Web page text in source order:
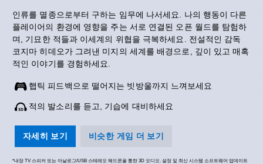
인류를 멸종으로부터 구하는 임무에 나서세요. 나의 행동이 다른
플레이어의 환경에 영향을 주는 서로 연결된 오픈 월드를 탐험하
며, 기묘한 적들과 이세계의 위협을 극복하세요. 전설적인 감독
코지마 히데오가 그려낸 미지의 세계를 배경으로, 깊이 있고 매혹
적인 이야기를 경험하세요.
햅틱 피드백으로 떨어지는 빗방울까지 느껴보세요
적의 발소리를 듣고, 기습에 대비하세요
자세히 보기 비슷한 게임 더 보기
*내장 TV 스피커 또는 아날로그/USB 스테레오 헤드폰을 통한 3D 오디오. 설정 및 최신 시스템 소프트웨어 업데이트